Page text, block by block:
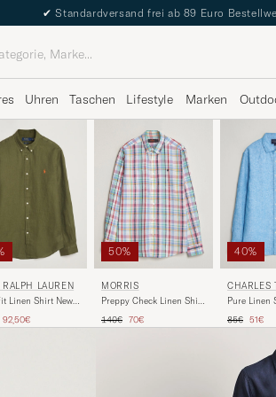
✔ Standardversand frei ab 89 Euro
Uhren Taschen Lifestyle Marken
RALPH LAUREN
Linen Shirt New
Preis
Reduzierter Preis
92,50€
50%
MORRIS
Preppy Check Linen Shirt
Regulärer Preis
140€ Reduzierter Preis
70€
40%
CHARLES
Pure Linen
Regulärer
85€ 51€